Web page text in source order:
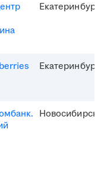
Екатеринбург
Екатеринбург
Новосибирск